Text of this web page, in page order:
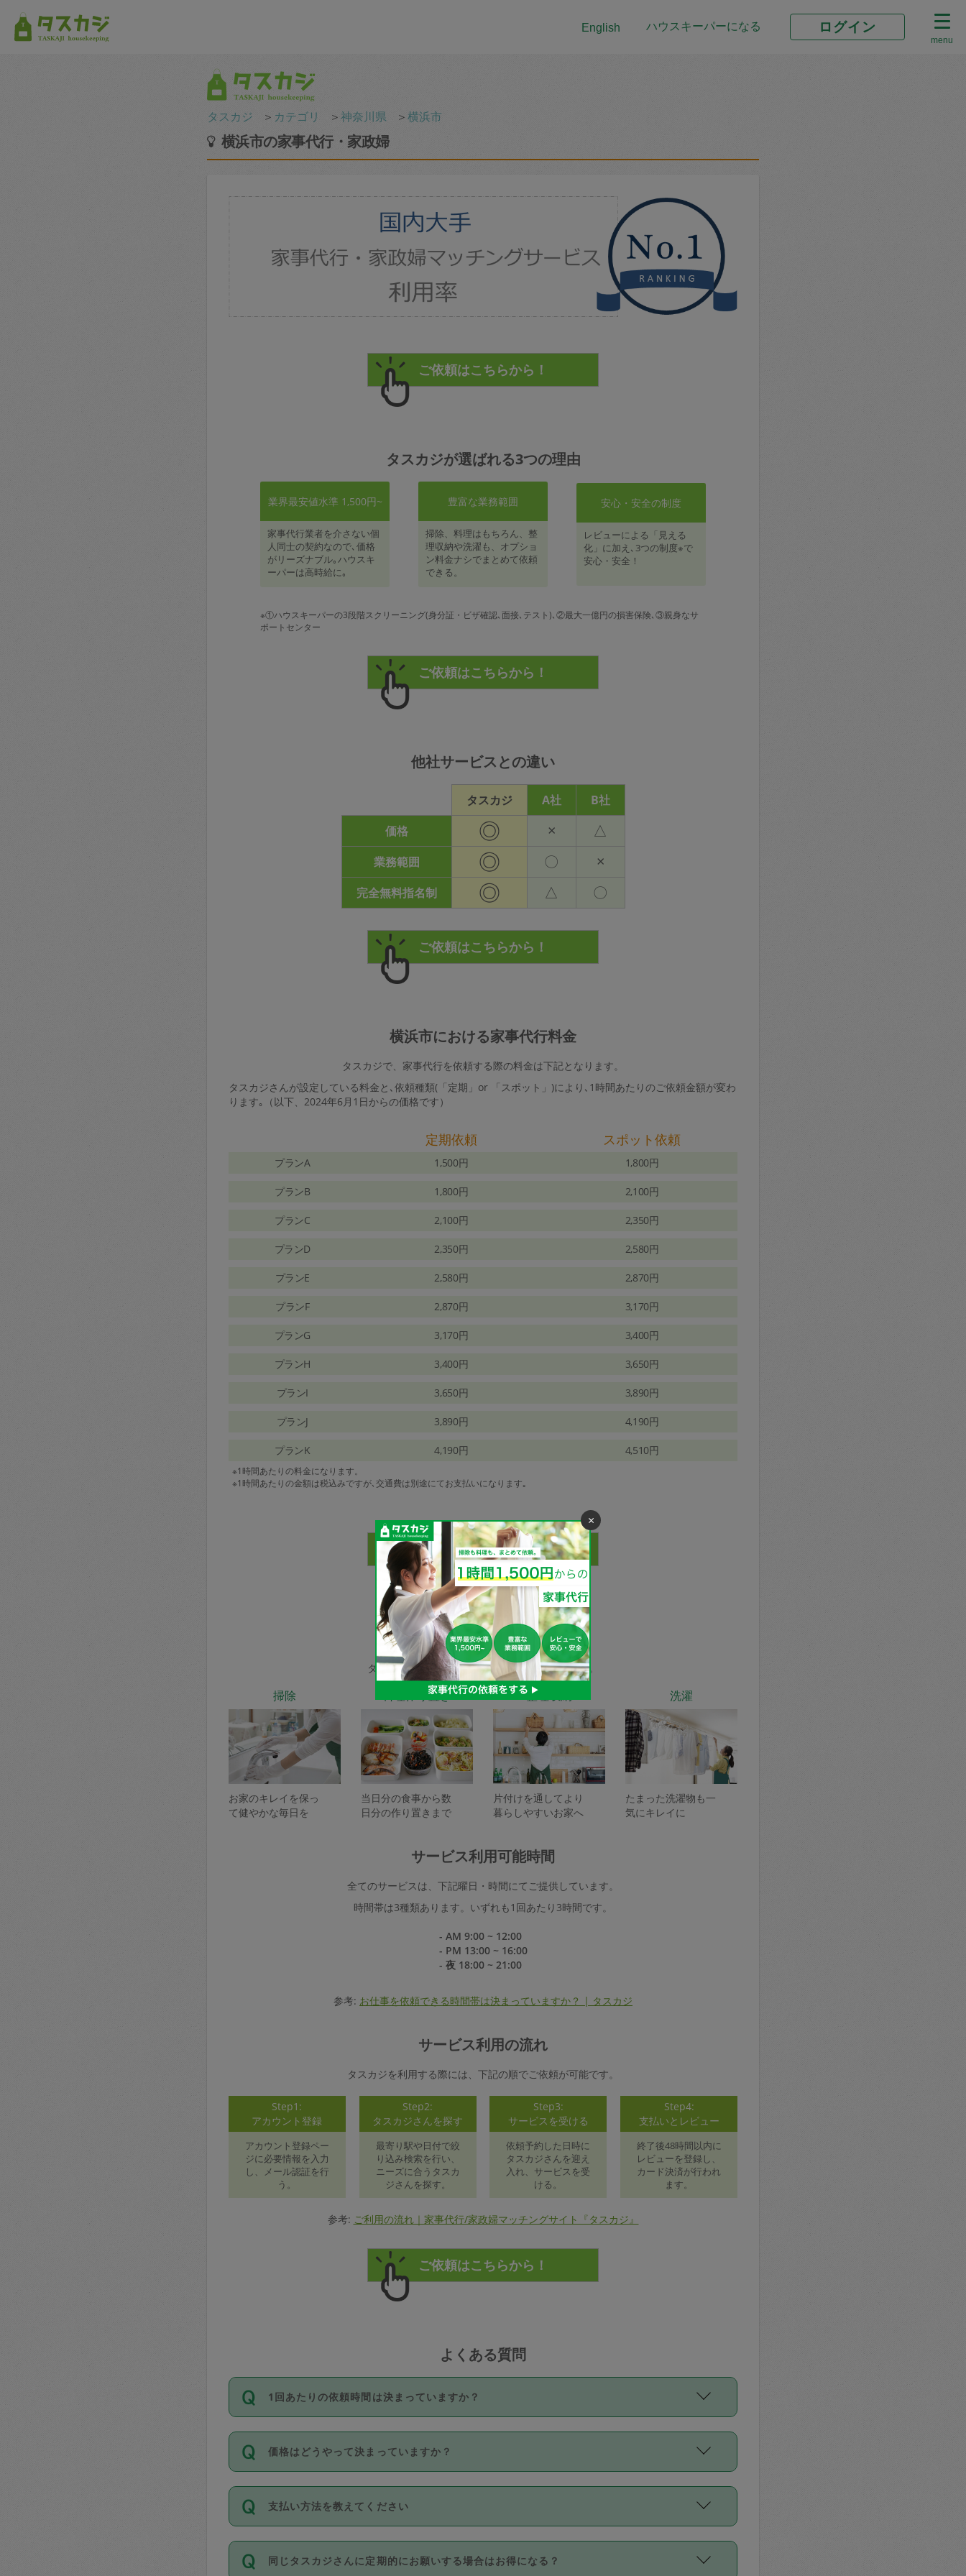
English ハウスキーパーになる ログイン
menu
タスカジ ＞ カテゴリ ＞神奈川県 ＞横浜市
横浜市の家事代行・家政婦
タスカジが選ばれる3つの理由
業界最安値水準 1,500円~
家事代行業者を介さない個
人同士の契約なので､価格
がリーズナブル｡ハウスキ
ーパーは高時給に｡
豊富な業務範囲
掃除、料理はもちろん、整
理収納や洗濯も、オプショ
ン料金ナシでまとめて依頼
できる。
安心・安全の制度
レビューによる「見える
化」に加え､3つの制度※で
安心・安全！
※①ハウスキーパーの3段階スクリーニング(身分証・ビザ確認､面接､テスト)､②最大一億円の損害保険､③親身なサ
ポートセンター
他社サービスとの違い
タスカジ A社
B社
価格
◎ × △
業務範囲 ◎ 〇 ×
完全無料指名制 ◎ △ 〇
横浜市における家事代行料金
タスカジで、家事代行を依頼する際の料金は下記となります。
タスカジさんが設定している料金と､依頼種類(「定期」or 「スポット」)により､1時間あたりのご依頼金額が変わ
ります｡（以下、2024年6月1日からの価格です）
定期依頼 スポット依頼
プランA 1,500円 1,800円
プランB 1,800円 2,100円
プランC 2,100円 2,350円
プランD 2,350円 2,580円
プランE 2,580円 2,870円
プランF 2,870円 3,170円
プランG 3,170円 3,400円
プランH 3,400円 3,650円
プランI 3,650円 3,890円
プランJ 3,890円 4,190円
プランK 4,190円 4,510円
※1時間あたりの料金になります。
※1時間あたりの金額は税込みですが､交通費は別途にてお支払いになります｡
家事代行サービスの種類
タスカジで依頼できるサービスは下記となります。
掃除
お家のキレイを保っ
て健やかな毎日を
料理作り置き
当日分の食事から数
日分の作り置きまで
整理収納
片付けを通してより
暮らしやすいお家へ
洗濯
たまった洗濯物も一
気にキレイに
サービス利用可能時間
全てのサービスは、下記曜日・時間にてご提供しています。
時間帯は3種類あります。いずれも1回あたり3時間です。
- AM 9:00 ~ 12:00
- PM 13:00 ~ 16:00
- 夜 18:00 ~ 21:00
参考: お仕事を依頼できる時間帯は決まっていますか？ | タスカジ
サービス利用の流れ
タスカジを利用する際には、下記の順でご依頼が可能です。
Step1:
アカウント登録
アカウント登録ペー
ジに必要情報を入力
し、メール認証を行
う。
Step2:
タスカジさんを探す
最寄り駅や日付で絞
り込み検索を行い、
ニーズに合うタスカ
ジさんを探す。
Step3:
サービスを受ける
依頼予約した日時に
タスカジさんを迎え
入れ、サービスを受
ける。
Step4:
支払いとレビュー
終了後48時間以内に
レビューを登録し、
カード決済が行われ
ます。
参考: ご利用の流れ｜家事代行/家政婦マッチングサイト『タスカジ』
よくある質問
1回あたりの依頼時間は決まっていますか？
依頼1回につき3時間固定です。3時間を超えて依頼したい場合は、延長機能をご利用くださ
い。機能をご利用いただくには、タスカジさんに事前に相談し、合意の上事前申請すること
が必要です。なお、3時間を下回っても、値引き等はございません。
価格はどうやって決まっていますか？
11種類の価格帯の中からタスカジさん自身が価格を選んで設定しています。
タスカジさんの価格設定には最初は制限があり、レビュー件数、レビューの平均値、などで
除々に設定可能な最高額が上がっていく仕組みになっています。
支払い方法を教えてください
お支払方法はクレジットカード（Visa／Master／JCB／AMERICAN EXPRESS／Diners
Club）のみとなります。
同じタスカジさんに定期的にお願いする場合はお得になる？
×